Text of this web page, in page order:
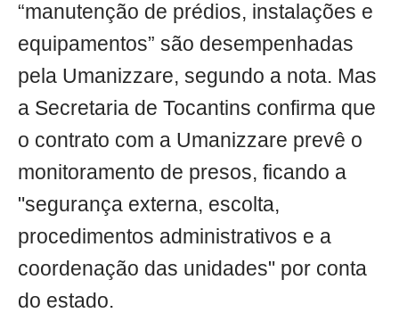
“manutenção de prédios, instalações e
equipamentos” são desempenhadas
pela Umanizzare, segundo a nota. Mas
a Secretaria de Tocantins confirma que
o contrato com a Umanizzare prevê o
monitoramento de presos, ficando a
"segurança externa, escolta,
procedimentos administrativos e a
coordenação das unidades" por conta
do estado.